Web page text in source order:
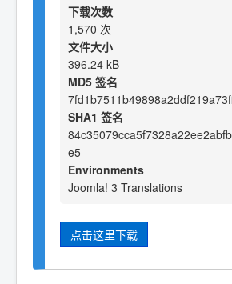
下载次数
1,570 次
文件大小
396.24 kB
MD5 签名
SHA1 签名
e5
Environments
Joomla! 3 Translations
点击这里下载